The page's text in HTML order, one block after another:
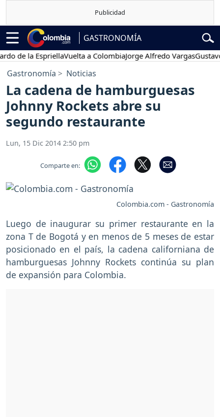
GASTRONOMÍA
de la EspriellaVuelta a ColombiaJorge Alfredo VargasGustavo
Gastronomía Noticias
La cadena de hamburguesas
Johnny Rockets abre su
segundo restaurante
Lun, 15 Dic 2014 2:50 pm
Comparte en:
Colombia.com - Gastronomía
Luego de inaugurar su primer restaurante en la
zona T de Bogotá y en menos de 5 meses de estar
posicionado en el país, la cadena californiana de
hamburguesas Johnny Rockets continúa su plan
de expansión para Colombia.